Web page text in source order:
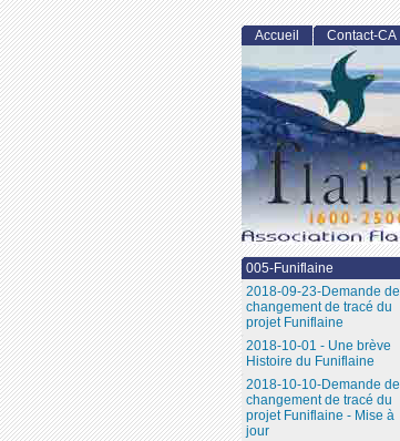
Accueil Contact-CA
005-Funiflaine
2018-09-23-Demande de
changement de tracé du
projet Funiflaine
2018-10-01 - Une brève
Histoire du Funiflaine
2018-10-10-Demande de
changement de tracé du
projet Funiflaine - Mise à
jour